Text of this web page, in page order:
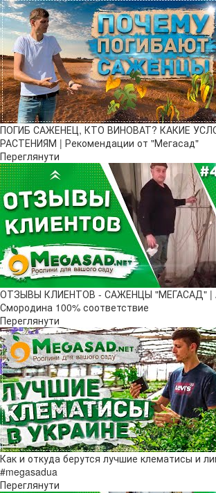
ПОГИБ САЖЕНЕЦ, КТО ВИНОВАТ? КАКИЕ
РАСТЕНИЯМ | Рекомендации от "Мегасад"
Переглянути
ОТЗЫВЫ КЛИЕНТОВ - САЖЕНЦЫ "МЕГАСАД" |
Смородина 100% соответствие
Переглянути
Как и откуда берутся лучшие клематисы и
#megasadua
Переглянути